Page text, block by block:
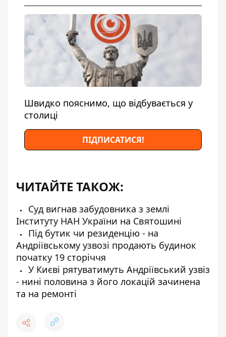
Швидко пояснимо, що відбувається у
столиці
ПІДПИСАТИСЯ!
ЧИТАЙТЕ ТАКОЖ:
Суд вигнав забудовника з землі
Інституту НАН України на Святошині
Під бутик чи резиденцію - на
Андріївському узвозі продають будинок
початку 19 сторіччя
У Києві рятуватимуть Андріївський узвіз
- нині половина з його локацій зачинена
та на ремонті